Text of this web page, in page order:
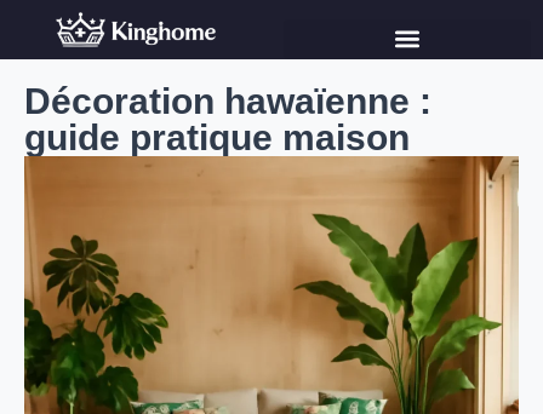
Décoration hawaïenne :
guide pratique maison